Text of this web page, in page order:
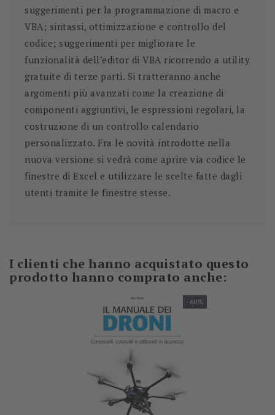
suggerimenti per la programmazione di macro e
VBA; sintassi, ottimizzazione e controllo del
codice; suggerimenti per migliorare le
funzionalità dell’editor di VBA ricorrendo a utility
gratuite di terze parti. Si tratteranno anche
argomenti più avanzati come la creazione di
componenti aggiuntivi, le espressioni regolari, la
costruzione di un controllo calendario
personalizzato. Fra le novità introdotte nella
nuova versione si vedrà come aprire via codice le
finestre di Excel e utilizzare le scelte fatte dagli
utenti tramite le finestre stesse.
I clienti che hanno acquistato questo
prodotto hanno comprato anche:
-60%